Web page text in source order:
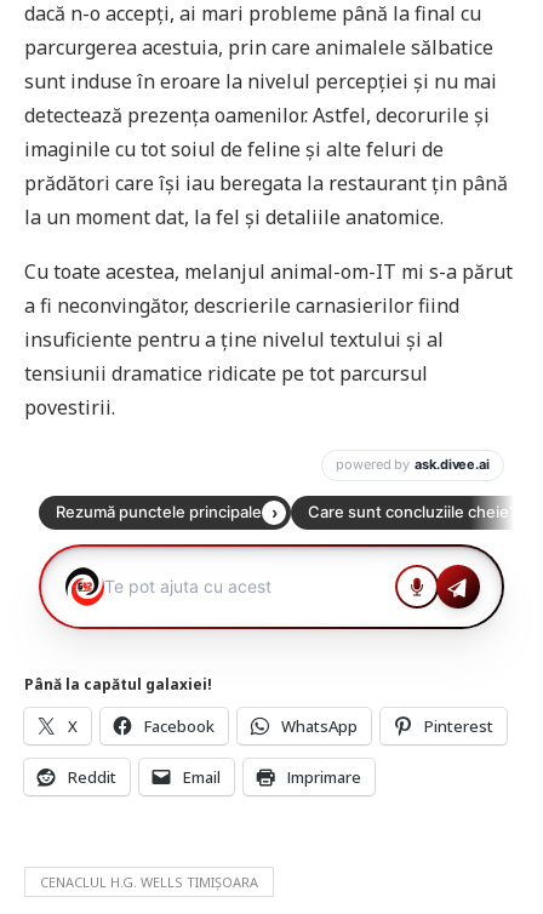
dacă n-o accepți, ai mari probleme până la final cu
parcurgerea acestuia, prin care animalele sălbatice
sunt induse în eroare la nivelul percepției și nu mai
detectează prezența oamenilor. Astfel, decorurile și
imaginile cu tot soiul de feline și alte feluri de
prădători care își iau beregata la restaurant țin până
la un moment dat, la fel și detaliile anatomice.
Cu toate acestea, melanjul animal-om-IT mi s-a părut
a fi neconvingător, descrierile carnasierilor fiind
insuficiente pentru a ține nivelul textului și al
tensiunii dramatice ridicate pe tot parcursul
povestirii.
Până la capătul galaxiei!
X Facebook WhatsApp Pinterest
Reddit Email Imprimare
CENACLUL H.G. WELLS TIMIȘOARA